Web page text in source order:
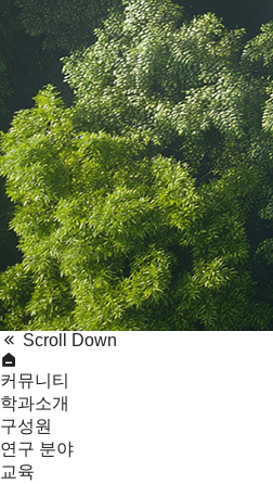
Scroll Down
커뮤니티
학과소개
구성원
연구 분야
교육